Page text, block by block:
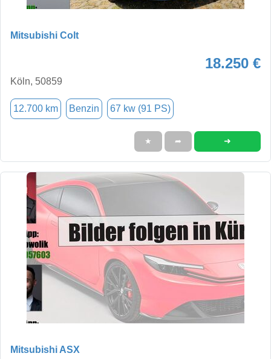
Mitsubishi Colt
18.250 €
Köln, 50859
12.700 km Benzin 67 kw (91 PS)
★ ➦ ➜
Mitsubishi ASX